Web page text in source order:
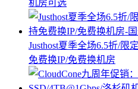
机房可选
Justhost夏季全场6.5折/限
免费换IP/免费换机房